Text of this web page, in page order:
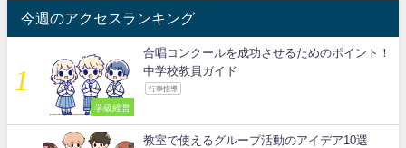
今週のアクセスランキング
学級経営
合唱コンクールを成功させるためのポイント！
中学校教員ガイド
行事指導
教室で使えるグループ活動のアイデア10選